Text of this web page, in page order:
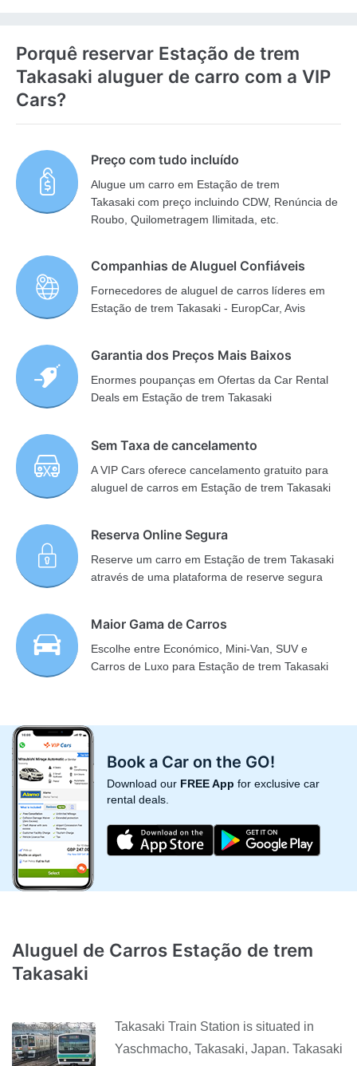
Porquê reservar Estação de trem
Takasaki aluguer de carro com a VIP
Cars?
Preço com tudo incluído
Alugue um carro em Estação de trem
Takasaki com preço incluindo CDW, Renúncia de
Roubo, Quilometragem Ilimitada, etc.
Companhias de Aluguel Confiáveis
Fornecedores de aluguel de carros líderes em
Estação de trem Takasaki - EuropCar, Avis
Garantia dos Preços Mais Baixos
Enormes poupanças em Ofertas da Car Rental
Deals em Estação de trem Takasaki
Sem Taxa de cancelamento
A VIP Cars oferece cancelamento gratuito para
aluguel de carros em Estação de trem Takasaki
Reserva Online Segura
Reserve um carro em Estação de trem Takasaki
através de uma plataforma de reserve segura
Maior Gama de Carros
Escolhe entre Económico, Mini-Van, SUV e
Carros de Luxo para Estação de trem Takasaki
Book a Car on the GO!
Download our FREE App for exclusive car
rental deals.
Aluguel de Carros Estação de trem
Takasaki
Takasaki Train Station is situated in
Yaschmacho, Takasaki, Japan. Takasaki